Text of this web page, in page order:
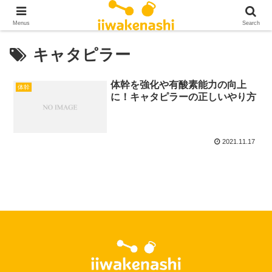
キャタピラー
体幹
体幹を強化や有酸素能力の向上
に！キャタピラーの正しいやり方
2021.11.17
Menus Search